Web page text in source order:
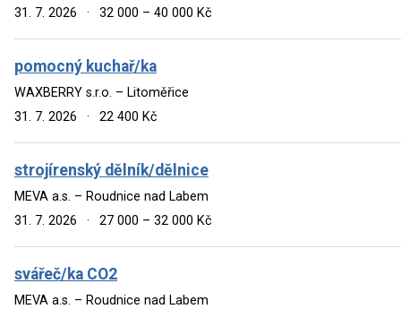
31. 7. 2026
· 32 000 – 40 000 Kč
pomocný kuchař/ka
WAXBERRY s.r.o. – Litoměřice
31. 7. 2026
· 22 400 Kč
strojírenský dělník/dělnice
MEVA a.s. – Roudnice nad Labem
31. 7. 2026
· 27 000 – 32 000 Kč
svářeč/ka CO2
MEVA a.s. – Roudnice nad Labem